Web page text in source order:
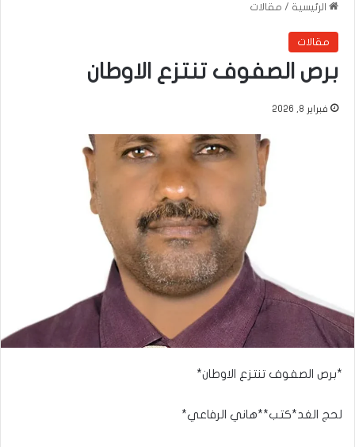
الرئيسية / مقالات
مقالات
برص الصفوف تنتزع الاوطان
فبراير 8, 2026
*برص الصفوف تنتزع الاوطان*
لحج الغد*كتب**هاني الرفاعي*